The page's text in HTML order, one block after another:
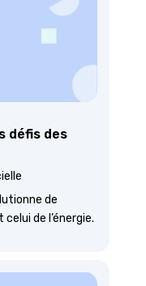
défis des
de
de l’énergie.